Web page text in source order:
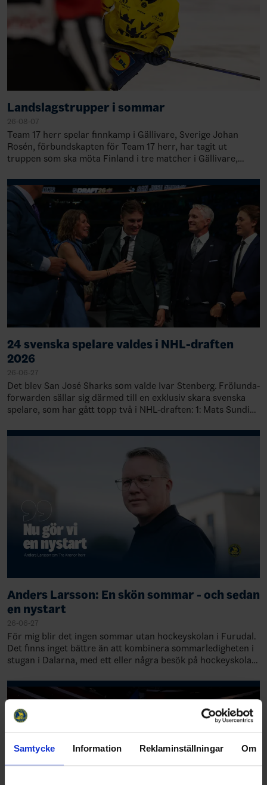
Samtycke Information Reklaminställningar Om
Landslagstrupper i sommar
26-08-07
Team 17 herr spelar finnkamp i Gällivare, Sverige Johan
Rosén, förbundskapten för Team 17 herr, har tagit ut
truppen som ska möta Finland i tre matcher i Gällivare,
24 svenska spelare valdes i NHL-draften
2026
26-06-27
Det blev San José Sharks som valde Ivar Stenberg. Frölunda-
forwarden sällar sig därmed till en exklusiv skara svenska
spelare, som har gått topp två i NHL-draften: 1: Mats Sundin,
Anders Larsson: En skön sommar - och sedan
en nystart
26-06-27
För mig blir det ingen sommar utan hockeyskolan i Furudal.
Det finns inget bättre än att kombinera sommarledigheten i
stugan i Dalarna, med ett eller några besök på hockeyskolan